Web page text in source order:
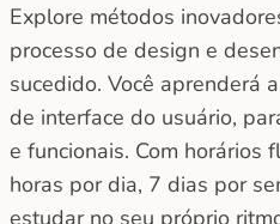
Explore métodos
processo de design e
sucedido. Você aprenderá
de interface do usuário,
e funcionais. Com horários
horas por dia, 7 dias por
estudar no seu próprio